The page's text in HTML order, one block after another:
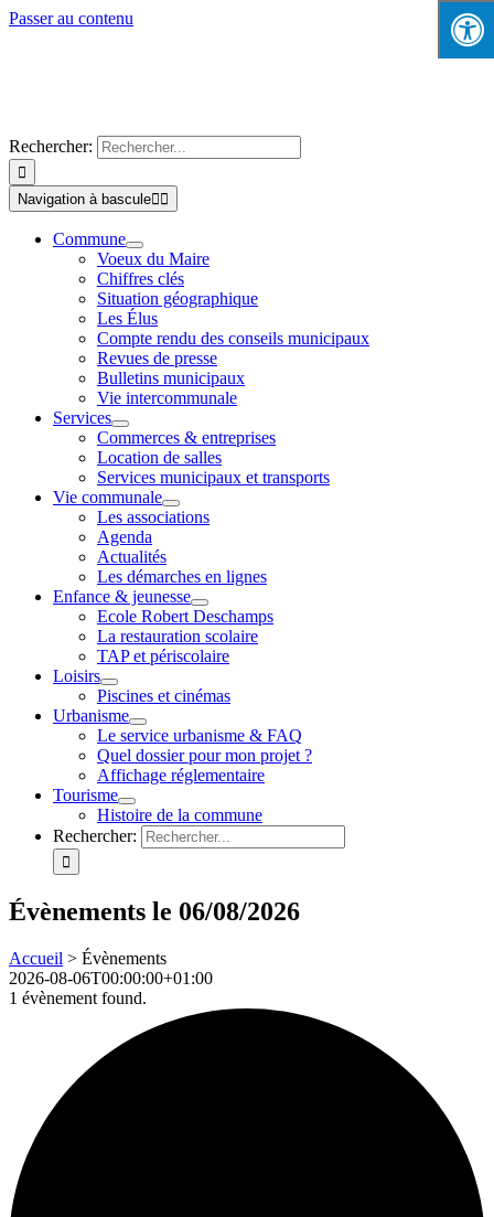
Passer au contenu
Rechercher:
Navigation à bascule
Commune
Voeux du Maire
Chiffres clés
Situation géographique
Les Élus
Compte rendu des conseils municipaux
Revues de presse
Bulletins municipaux
Vie intercommunale
Services
Commerces & entreprises
Location de salles
Services municipaux et transports
Vie communale
Les associations
Agenda
Actualités
Les démarches en lignes
Enfance & jeunesse
Ecole Robert Deschamps
La restauration scolaire
TAP et périscolaire
Loisirs
Piscines et cinémas
Urbanisme
Le service urbanisme & FAQ
Quel dossier pour mon projet ?
Affichage réglementaire
Tourisme
Histoire de la commune
Rechercher:
Évènements le 06/08/2026
Accueil > Évènements
2026-08-06T00:00:00+01:00
1 évènement found.